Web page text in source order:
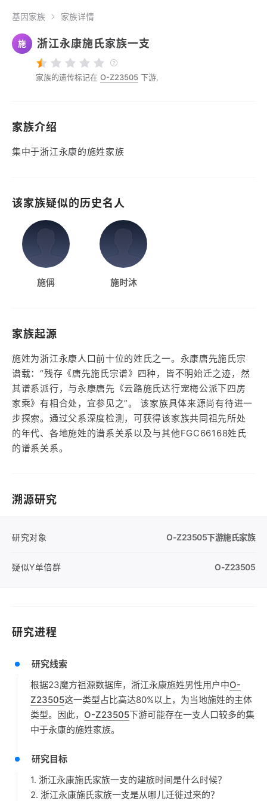
基因家族 家族详情
施 浙江永康施氏家族一支
家族的遗传标记在 O-Z23505 下游,
家族介绍
集中于浙江永康的施姓家族
该家族疑似的历史名人
施偁 施时沐
家族起源
施姓为浙江永康人口前十位的姓氏之一。永康唐先施氏宗
谱载：“残存《唐先施氏宗谱》四种，皆不明始迁之迹，然
其谱系派行，与永康唐先《云路施氏达行宠梅公派下四房
家乘》有相合处，宜参见之”。 该家族具体来源尚有待进一
步探索。通过父系深度检测，可获得该家族共同祖先所处
的年代、各地施姓的谱系关系以及与其他FGC66168姓氏
的谱系关系。
溯源研究
研究对象 O-Z23505下游施氏家族
疑似Y单倍群 O-Z23505
研究进程
研究线索
根据23魔方祖源数据库，浙江永康施姓男性用户中O-
Z23505这一类型占比高达80%以上，为当地施姓的主体
类型。因此， O-Z23505下游可能存在一支人口较多的集
中于永康的施姓家族。
研究目标
1. 浙江永康施氏家族一支的建族时间是什么时候？
2. 浙江永康施氏家族一支是从哪儿迁徙过来的？